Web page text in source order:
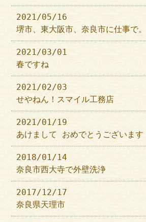
2021/05/16
堺市、東大阪市、奈良市に仕事で。
2021/03/01
春ですね
2021/02/03
せやねん！スマイル工務店
2021/01/19
あけまして おめでとうございます
2018/01/14
奈良市西大寺で外壁洗浄
2017/12/17
奈良県天理市